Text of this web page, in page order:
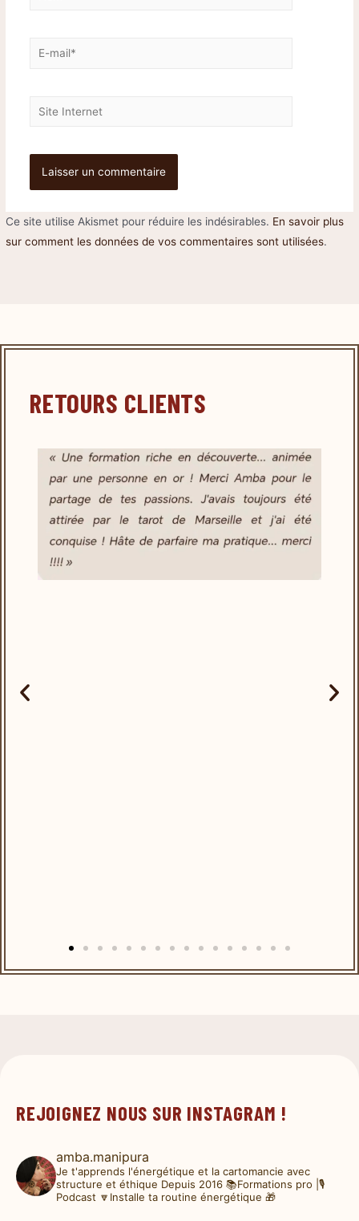
Ce site utilise Akismet pour réduire les indésirables. En savoir plus
sur comment les données de vos commentaires sont utilisées.
RETOURS CLIENTS
REJOIGNEZ NOUS SUR INSTAGRAM !
amba.manipura
Je t'apprends l'énergétique et la cartomancie avec
structure et éthique Depuis 2016 📚Formations pro |🎙️
Podcast 🔽Installe ta routine énergétique 🎁